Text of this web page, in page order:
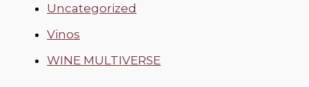
Uncategorized
Vinos
WINE MULTIVERSE